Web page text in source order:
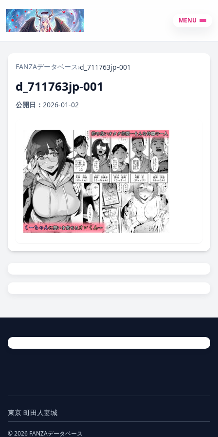
MENU
FANZAデータベース›d_711763jp-001
d_711763jp-001
公開日： 2026-01-02
東京 町田人妻城
© 2026 FANZAデータベース